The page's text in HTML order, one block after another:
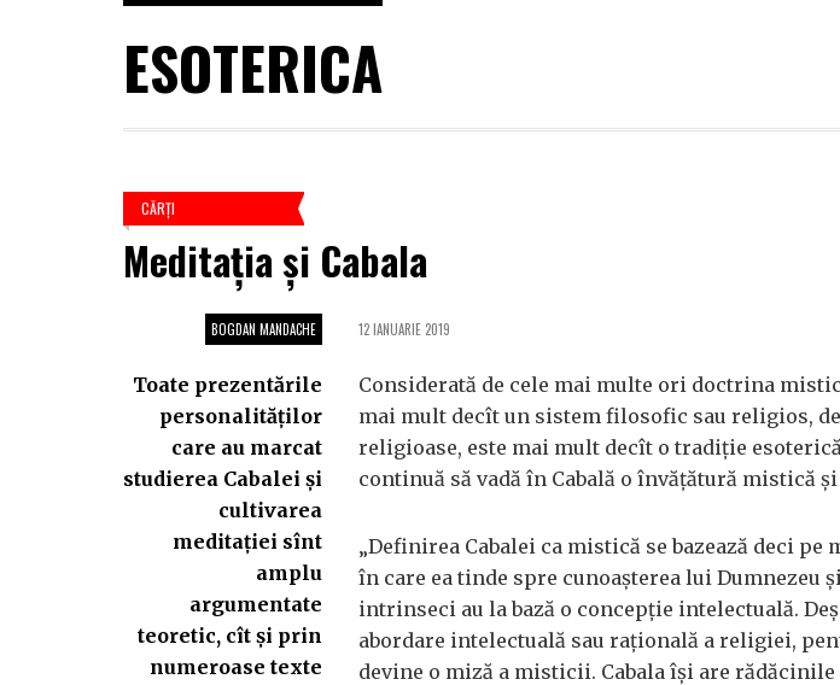
ESOTERICA
CĂRŢI
Meditația și Cabala
BOGDAN MANDACHE
Toate prezentările
personalităților
care au marcat
studierea Cabalei și
cultivarea
meditației sînt
amplu
argumentate
teoretic, cît și prin
numeroase texte
12 IANUARIE 2019
Considerată de cele mai multe ori doctrina
mai mult decît un sistem filosofic sau religios,
religioase, este mai mult decît o tradiție
continuă să vadă în Cabală o învățătură mistică
„Definirea Cabalei ca mistică se bazează deci
în care ea tinde spre cunoașterea lui Dumnezeu
intrinseci au la bază o concepție intelectuală.
abordare intelectuală sau rațională a religiei,
devine o miză a misticii. Cabala își are